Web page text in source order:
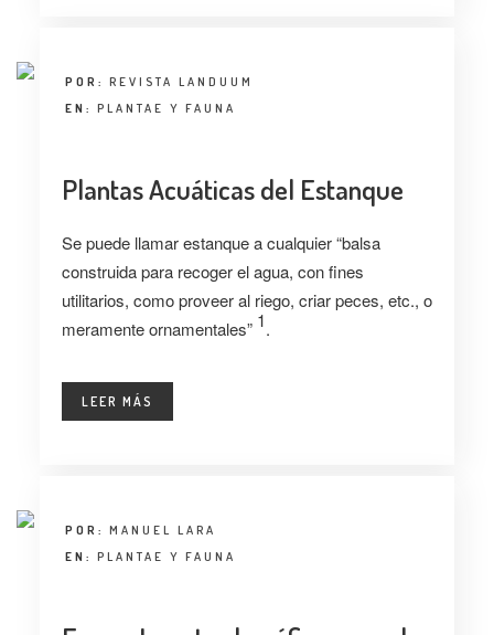
POR: REVISTA LANDUUM
EN: PLANTAE Y FAUNA
Plantas Acuáticas del Estanque
Se puede llamar estanque a cualquier “balsa
construida para recoger el agua, con fines
utilitarios, como proveer al riego, criar peces, etc., o
meramente ornamentales” 1.
LEER MÁS
POR: MANUEL LARA
EN: PLANTAE Y FAUNA